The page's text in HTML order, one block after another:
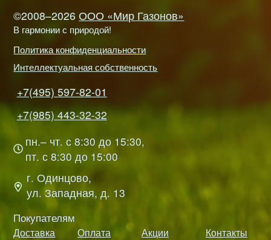
©2008–2026 ООО «Мир Газонов»
В гармонии с природой!
Политика конфиденциальности
Интеллектуальная собственность
+7(495) 597-82-01
+7(985) 443-32-32
пн.– чт. с 8:30 до 15:30,
пт. с 8:30 до 15:00
г. Одинцово,
ул. Западная, д. 13
Покупателям
Доставка Оплата Акции
Контакты